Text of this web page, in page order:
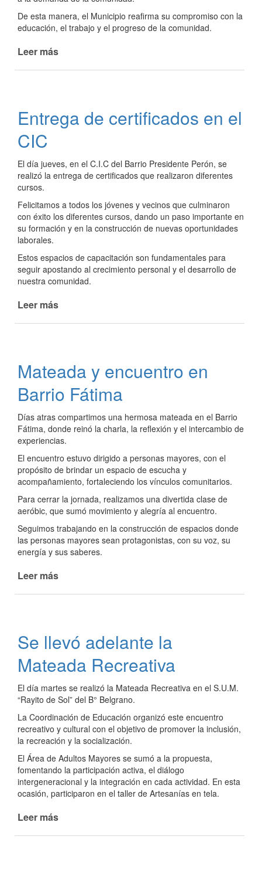
De esta manera, el Municipio reafirma su compromiso con la
educación, el trabajo y el progreso de la comunidad.
Leer más
-
Segundo
Entrega de certificados en el
CIC
El día jueves, en el C.I.C del Barrio Presidente Perón, se
realizó la entrega de certificados que realizaron diferentes
cursos.
Felicitamos a todos los jóvenes y vecinos que culminaron
con éxito los diferentes cursos, dando un paso importante en
su formación y en la construcción de nuevas oportunidades
laborales.
Estos espacios de capacitación son fundamentales para
seguir apostando al crecimiento personal y el desarrollo de
nuestra comunidad.
Leer más
el
CIC
Mateada y encuentro en
Barrio Fátima
Días atras compartimos una hermosa mateada en el Barrio
Fátima, donde reinó la charla, la reflexión y el intercambio de
experiencias.
El encuentro estuvo dirigido a personas mayores, con el
propósito de brindar un espacio de escucha y
acompañamiento, fortaleciendo los vínculos comunitarios.
Para cerrar la jornada, realizamos una divertida clase de
aeróbic, que sumó movimiento y alegría al encuentro.
Seguimos trabajando en la construcción de espacios donde
las personas mayores sean protagonistas, con su voz, su
energía y sus saberes.
Leer más
Barrio
Fátima
Se llevó adelante la
Mateada Recreativa
El día martes se realizó la Mateada Recreativa en el S.U.M.
“Rayito de Sol” del B° Belgrano.
La Coordinación de Educación organizó este encuentro
recreativo y cultural con el objetivo de promover la inclusión,
la recreación y la socialización.
El Área de Adultos Mayores se sumó a la propuesta,
fomentando la participación activa, el diálogo
intergeneracional y la integración en cada actividad. En esta
ocasión, participaron en el taller de Artesanías en tela.
Leer más